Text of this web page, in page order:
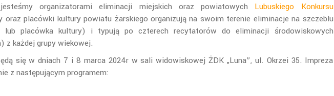
organizatorami eliminacji miejskich oraz powiatowych Lubuskiego Konkursu
oraz placówki kultury powiatu żarskiego organizują na swoim terenie eliminacje na szczeblu
lub placówka kultury) i typują po czterech recytatorów do eliminacji środowiskowych
z każdej grupy wiekowej.
się w dniach 7 i 8 marca 2024r w sali widowiskowej ŻDK „Luna”, ul. Okrzei 35. Impreza
z następującym programem: